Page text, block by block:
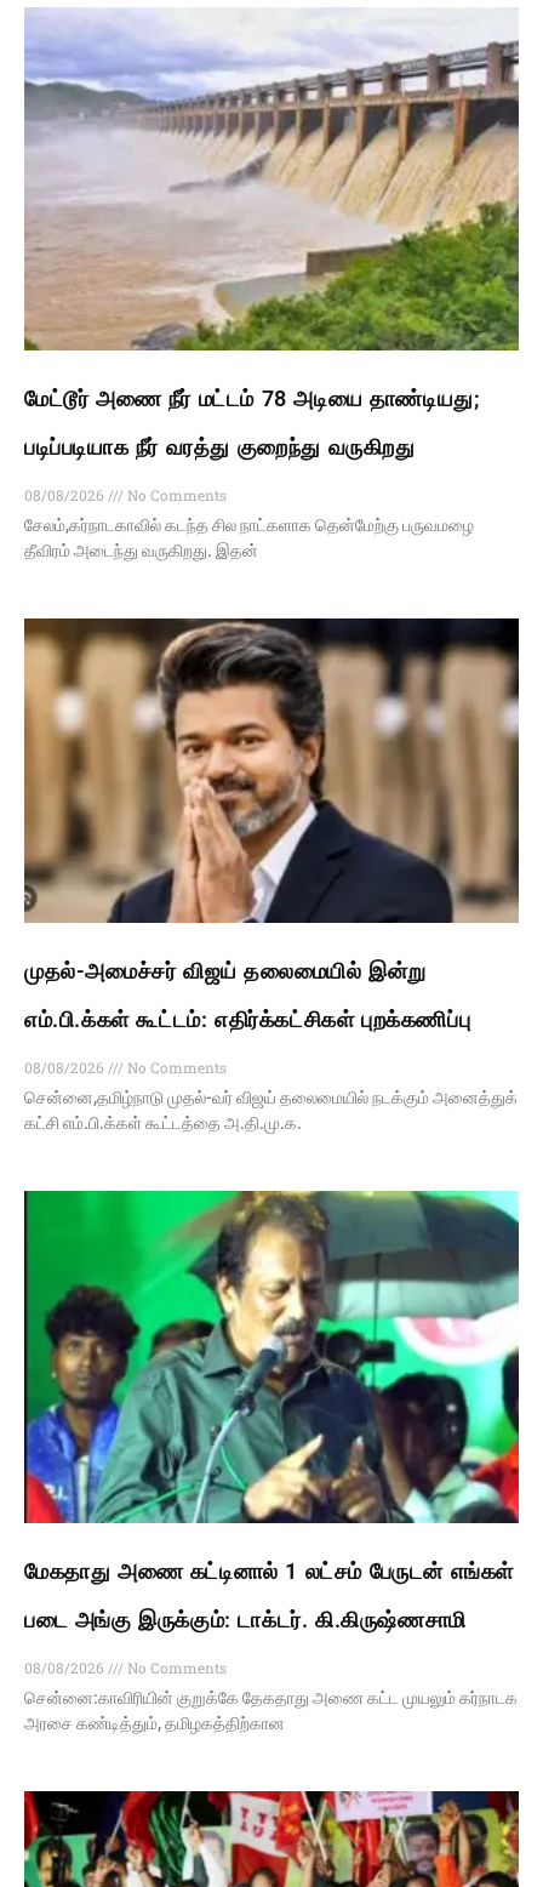
மேட்டூர் அணை நீர் மட்டம் 78 அடியை தாண்டியது;
படிப்படியாக நீர் வரத்து குறைந்து வருகிறது
08/08/2026
No Comments
சேலம்,கர்நாடகாவில் கடந்த சில நாட்களாக தென்மேற்கு பருவமழை
தீவிரம் அடைந்து வருகிறது. இதன்
முதல்-அமைச்சர் விஜய் தலைமையில் இன்று
எம்.பி.க்கள் கூட்டம்: எதிர்க்கட்சிகள் புறக்கணிப்பு
08/08/2026
No Comments
சென்னை,தமிழ்நாடு முதல்-வர் விஜய் தலைமையில் நடக்கும் அனைத்துக்
கட்சி எம்.பி.க்கள் கூட்டத்தை அ.தி.மு.க.
மேகதாது அணை கட்டினால் 1 லட்சம் பேருடன் எங்கள்
படை அங்கு இருக்கும்: டாக்டர். கி.கிருஷ்ணசாமி
08/08/2026
No Comments
சென்னை:காவிரியின் குறுக்கே தேகதாது அணை கட்ட முயலும் கர்நாடக
அரசை கண்டித்தும், தமிழகத்திற்கான